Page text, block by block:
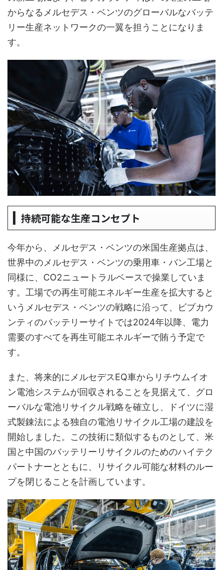
からなるメルセデス・ベンツのグローバルなバッテ
リー生産ネットワークの一翼を担うことになりま
す。
持続可能な生産コンセプト
今年から、メルセデス・ベンツの米国生産拠点は、
世界中のメルセデス・ベンツの乗用車・バン工場と
同様に、CO2ニュートラルベースで操業していま
す。工場での再生可能エネルギー生産を拡大すると
いうメルセデス・ベンツの戦略に沿って、ビブカウ
ンティのバッテリーサイトでは2024年以降、電力
需要のすべてを再生可能エネルギーで賄う予定で
す。
また、将来的にメルセデスEQ車からリチウムイオ
ン電池システムが回収されることを見据えて、グロ
ーバルな電池リサイクル戦略を確立し、ドイツに湿
式製錬法による独自の電池リサイクル工場の建設を
開始しました。この技術に類似するものとして、米
国と中国のバッテリーリサイクルのためのハイテク
パートナーとともに、リサイクル可能な材料のルー
プを閉じることを計画しています。